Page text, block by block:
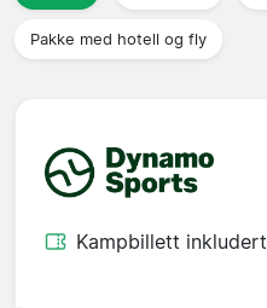
Pakke med hotell og fly
Kampbillett inkludert